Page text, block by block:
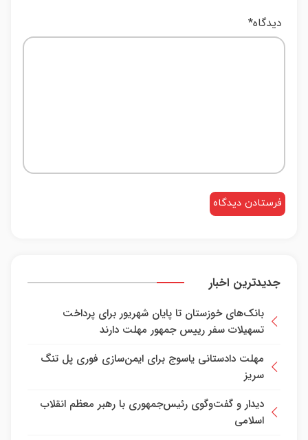
جدیدترین اخبار
بانک‌های خوزستان تا پایان شهریور برای پرداخت
تسهیلات سفر رییس جمهور مهلت دارند
مهلت دادستانی یاسوج برای ایمن‌سازی فوری پل تنگ
سریز
دیدار و گفت‌وگوی رئیس‌جمهوری با رهبر معظم انقلاب
اسلامی
دیدگاه*